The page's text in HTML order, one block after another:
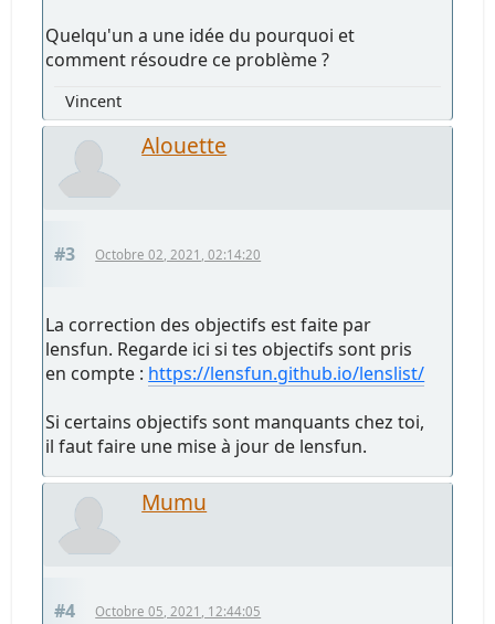
Quelqu'un a une idée du pourquoi et
comment résoudre ce problème ?
Vincent
Alouette
#3 Octobre 02, 2021, 02:14:20
La correction des objectifs est faite par
lensfun. Regarde ici si tes objectifs sont pris
en compte : https://lensfun.github.io/lenslist/
Si certains objectifs sont manquants chez toi,
il faut faire une mise à jour de lensfun.
Mumu
#4 Octobre 05, 2021, 12:44:05